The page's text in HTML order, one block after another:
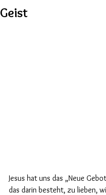
Geist
Jesus hat uns das „Neue
das darin besteht, zu lieben,